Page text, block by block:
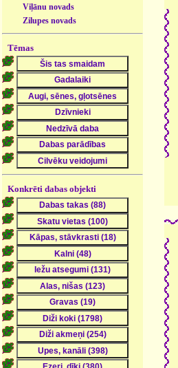
Viļānu novads
Zilupes novads
Tēmas
Konkrēti dabas objekti